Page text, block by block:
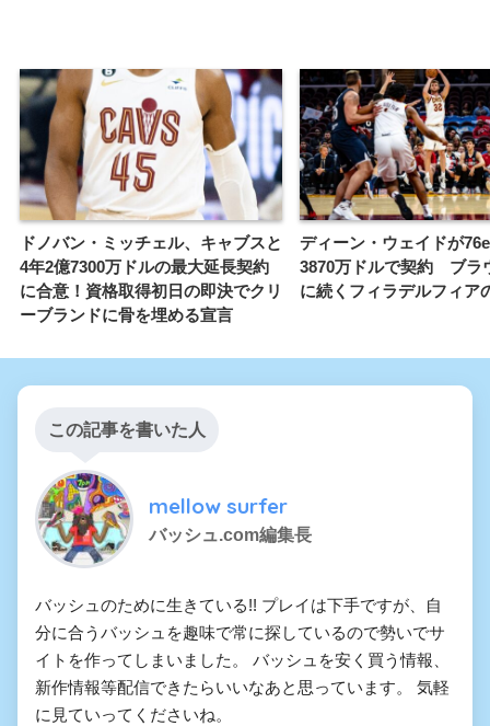
ドノバン・ミッチェル、キャブスと
4年2億7300万ドルの最大延長契約
に合意！資格取得初日の即決でクリ
ーブランドに骨を埋める宣言
ディーン・ウェイドが
3870万ドルで契約 ブラ
に続くフィラデルフィア
この記事を書いた人
mellow surfer
バッシュ.com編集長
バッシュのために生きている!! プレイは下手ですが、自
分に合うバッシュを趣味で常に探しているので勢いでサ
イトを作ってしまいました。 バッシュを安く買う情報、
新作情報等配信できたらいいなあと思っています。 気軽
に見ていってくださいね。